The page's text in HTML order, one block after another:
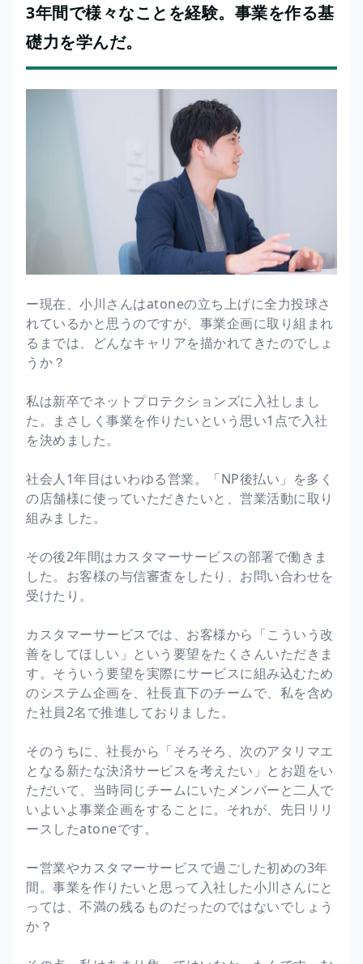
3年間で様々なことを経験。事業を作る基
礎力を学んだ。
ー現在、小川さんはatoneの立ち上げに全力投球さ
れているかと思うのですが、事業企画に取り組まれ
るまでは、どんなキャリアを描かれてきたのでしょ
うか？
私は新卒でネットプロテクションズに入社しまし
た。まさしく事業を作りたいという思い1点で入社
を決めました。
社会人1年目はいわゆる営業。「NP後払い」を多く
の店舗様に使っていただきたいと、営業活動に取り
組みました。
その後2年間はカスタマーサービスの部署で働きま
した。お客様の与信審査をしたり、お問い合わせを
受けたり。
カスタマーサービスでは、お客様から「こういう改
善をしてほしい」という要望をたくさんいただきま
す。そういう要望を実際にサービスに組み込むため
のシステム企画を、社長直下のチームで、私を含め
た社員2名で推進しておりました。
そのうちに、社長から「そろそろ、次のアタリマエ
となる新たな決済サービスを考えたい」とお題をい
ただいて、当時同じチームにいたメンバーと二人で
いよいよ事業企画をすることに。それが、先日リリ
ースしたatoneです。
ー営業やカスタマーサービスで過ごした初めの3年
間。事業を作りたいと思って入社した小川さんにと
っては、不満の残るものだったのではないでしょう
か？